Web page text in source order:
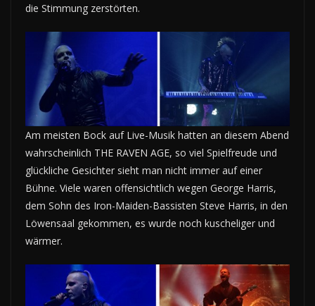
die Stimmung zerstörten.
Am meisten Bock auf Live-Musik hatten an diesem Abend
wahrscheinlich THE RAVEN AGE, so viel Spielfreude und
glückliche Gesichter sieht man nicht immer auf einer
Bühne. Viele waren offensichtlich wegen George Harris,
dem Sohn des Iron-Maiden-Bassisten Steve Harris, in den
Löwensaal gekommen, es wurde noch kuscheliger und
wärmer.